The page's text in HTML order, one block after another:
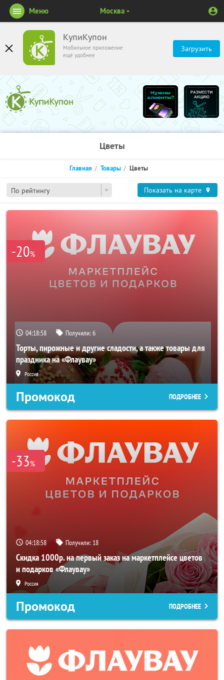
КупиКупон
Мобильное приложение
ещё удобнее
Загрузить
Меню Москва
Цветы
По рейтингу
Главная Товары Цветы
Показать на карте
-20%
04:18:57 Получили:6
Торты, пирожные и другие сладости, а также товары для
праздника на «Флаувау»
Россия
Промокод ПОДРОБНЕЕ
-33%
04:18:57 Получили: 18
Скидка 1000р. на первый заказ на маркетплейсе цветов
и подарков «Флаувау»
Россия
Промокод ПОДРОБНЕЕ